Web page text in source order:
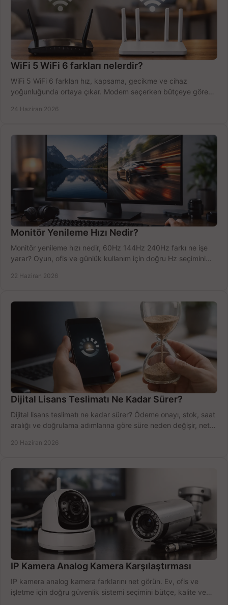
WiFi 5 WiFi 6 farkları nelerdir?
WiFi 5 WiFi 6 farkları hız, kapsama, gecikme ve cihaz
yoğunluğunda ortaya çıkar. Modem seçerken bütçeye göre
24 Haziran 2026
Monitör Yenileme Hızı Nedir?
Monitör yenileme hızı nedir, 60Hz 144Hz 240Hz farkı ne işe
yarar? Oyun, ofis ve günlük kullanım için doğru Hz seçimini
22 Haziran 2026
Dijital Lisans Teslimatı Ne Kadar Sürer?
Dijital lisans teslimatı ne kadar sürer? Ödeme onayı, stok, saat
aralığı ve doğrulama adımlarına göre süre neden değişir, net
20 Haziran 2026
IP Kamera Analog Kamera Karşılaştırması
IP kamera analog kamera farklarını net görün. Ev, ofis ve
işletme için doğru güvenlik sistemi seçimini bütçe, kalite ve